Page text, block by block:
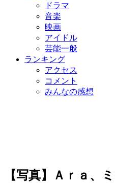
ドラマ
音楽
映画
アイドル
芸能一般
ランキング
アクセス
コメント
みんなの感想
【写真】Ａｒａ、